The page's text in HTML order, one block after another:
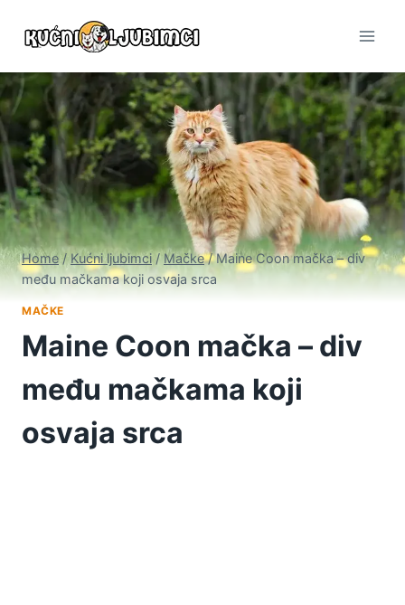
Home / Kućni ljubimci / Mačke / Maine Coon mačka – div
među mačkama koji osvaja srca
MAČKE
Maine Coon mačka – div
među mačkama koji
osvaja srca